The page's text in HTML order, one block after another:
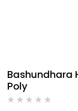
Bashundhara
Poly